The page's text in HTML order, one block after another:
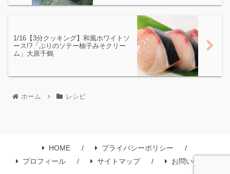
1/16【3分クッキング】和風ホワイトソ
ース!?「ぶりのソテー柚子みそクリー
ム」大原千鶴
ホーム レシピ
HOME
プライバシーポリシー
プロフィール
サイトマップ お問い合わせ